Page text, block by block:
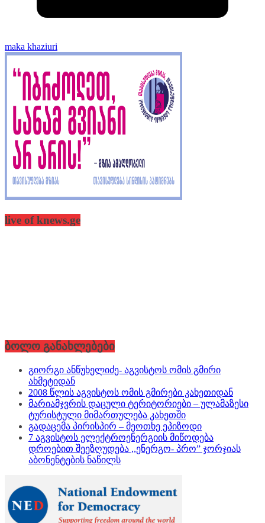
maka khaziuri
live of knews.ge
ბოლო განახლებები
გიორგი ანწუხელიძე- აგვისტოს ომის გმირი
ახმეტიდან
2008 წლის აგვისტოს ომის გმირები კახეთიდან
მარიამჯვრის დაცული ტერიტორიები – ულამაზესი
ტურისტული მიმართულება კახეთში
გადაცემა პირისპირ – მეოთხე ეპიზოდი
7 აგვისტოს ელექტროენერგიის მიწოდება
დროებით შეეზღუდება ,,ენერგო- პრო” ჯორჯიას
აბონენტების ნაწილს